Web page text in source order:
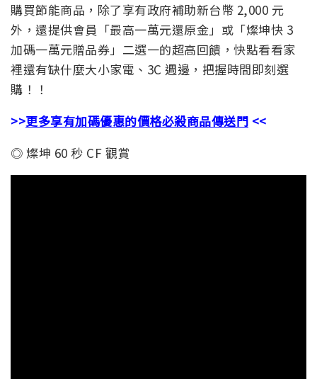
購買節能商品，除了享有政府補助新台幣 2,000 元
外，還提供會員「最高一萬元還原金」或「燦坤快 3
加碼一萬元贈品券」二選一的超高回饋，快點看看家
裡還有缺什麼大小家電、3C 週邊，把握時間即刻選
購！！
>>更多享有加碼優惠的價格必殺商品傳送門 <<
◎ 燦坤 60 秒 CF 觀賞